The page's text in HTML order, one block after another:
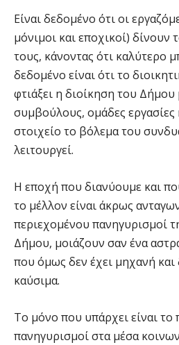
Είναι δεδομένο ότι οι
μόνιμοι και εποχικοί) δίνουν
τους, κάνοντας ότι καλύτερο
δεδομένο είναι ότι το
φτιάξει η διοίκηση του Δήμου
συμβούλους, ομάδες εργασίες
στοιχείο το βόλεμα του
λειτουργεί.
Η εποχή που διανύουμε και
το μέλλον είναι άκρως
περιεχομένου πανηγυρισμοί
Δήμου, μοιάζουν σαν ένα
που όμως δεν έχει μηχανή και
καύσιμα.
Το μόνο που υπάρχει είναι το
πανηγυρισμοί στα μέσα